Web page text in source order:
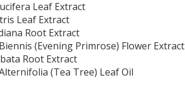
Leaf Extract
Leaf Extract
Root Extract
(Evening Primrose) Flower Extract
Root Extract
(Tea Tree) Leaf Oil